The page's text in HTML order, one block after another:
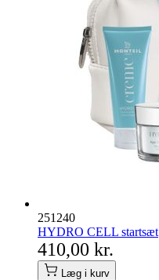
251240
HYDRO CELL startsæt
410,00 kr.
Læg i kurv